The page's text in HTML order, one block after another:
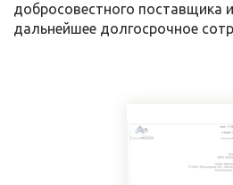
добросовестного поставщика
дальнейшее долгосрочное